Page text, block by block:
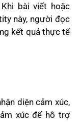
bài viết hoặc
này, người đọc
kết quả thực tế
diện cảm xúc,
xúc để hỗ trợ